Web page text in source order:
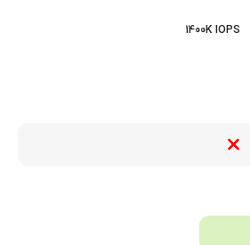
1400K IOPS